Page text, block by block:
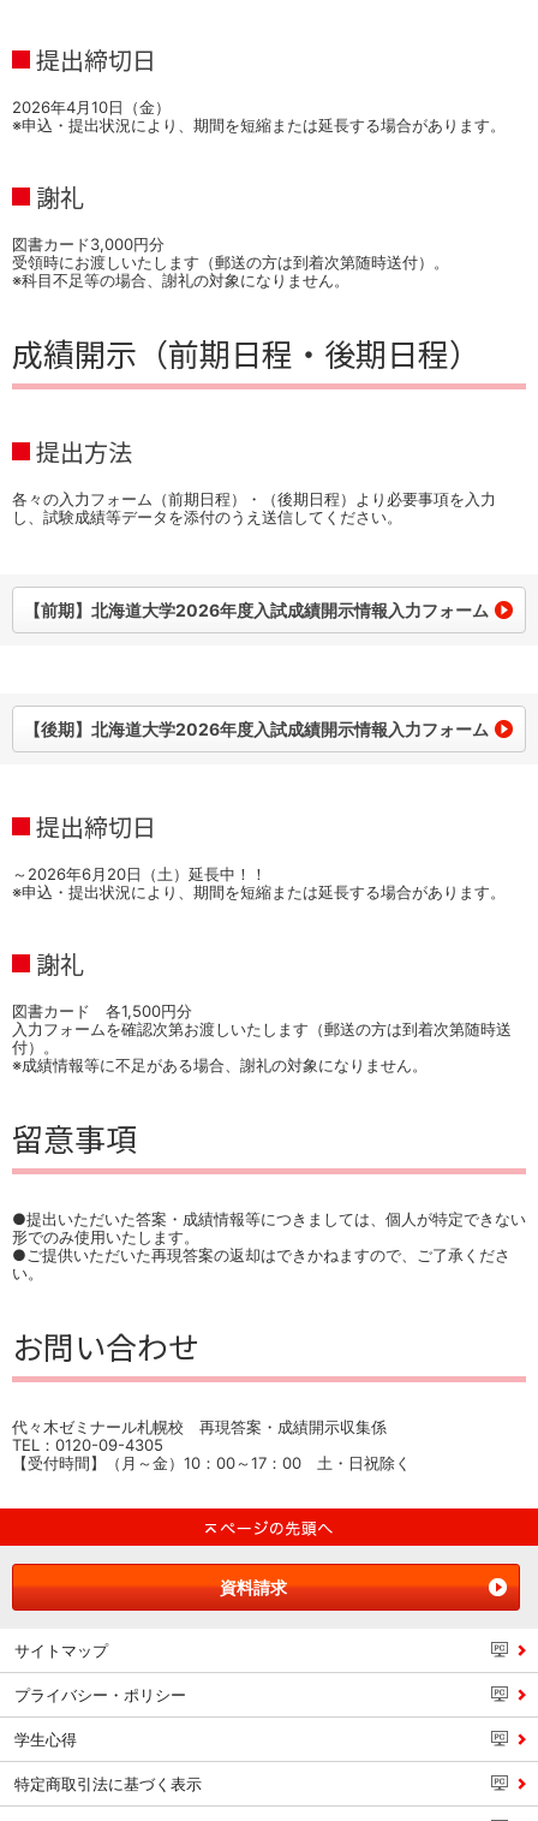
提出締切日
2026年4月10日（金）
※申込・提出状況により、期間を短縮または延長する場合があります。
謝礼
図書カード3,000円分
受領時にお渡しいたします（郵送の方は到着次第随時送付）。
※科目不足等の場合、謝礼の対象になりません。
成績開示（前期日程・後期日程）
提出方法
各々の入力フォーム（前期日程）・（後期日程）より必要事項を入力
し、試験成績等データを添付のうえ送信してください。
【前期】北海道大学2026年度入試成績開示情報入力フォーム
【後期】北海道大学2026年度入試成績開示情報入力フォーム
提出締切日
～2026年6月20日（土）延長中！！
※申込・提出状況により、期間を短縮または延長する場合があります。
謝礼
図書カード 各1,500円分
入力フォームを確認次第お渡しいたします（郵送の方は到着次第随時送
付）。
※成績情報等に不足がある場合、謝礼の対象になりません。
留意事項
●提出いただいた答案・成績情報等につきましては、個人が特定できない
形でのみ使用いたします。
●ご提供いただいた再現答案の返却はできかねますので、ご了承くださ
い。
お問い合わせ
代々木ゼミナール札幌校 再現答案・成績開示収集係
TEL：0120-09-4305
【受付時間】（月～金）10：00～17：00 土・日祝除く
資料請求
サイトマップ
プライバシー・ポリシー
学生心得
特定商取引法に基づく表示